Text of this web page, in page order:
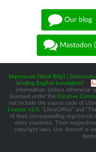
Our blog
Mastodon
Impressum (Yasal Bilgi)
binding English translation) -
information: Unless otherwise
licensed under the Creative
not include the source code of
License v2.0 . “LibreOffice” and
of their corresponding registered
more countries. Their
copyright laws. Use thereof is